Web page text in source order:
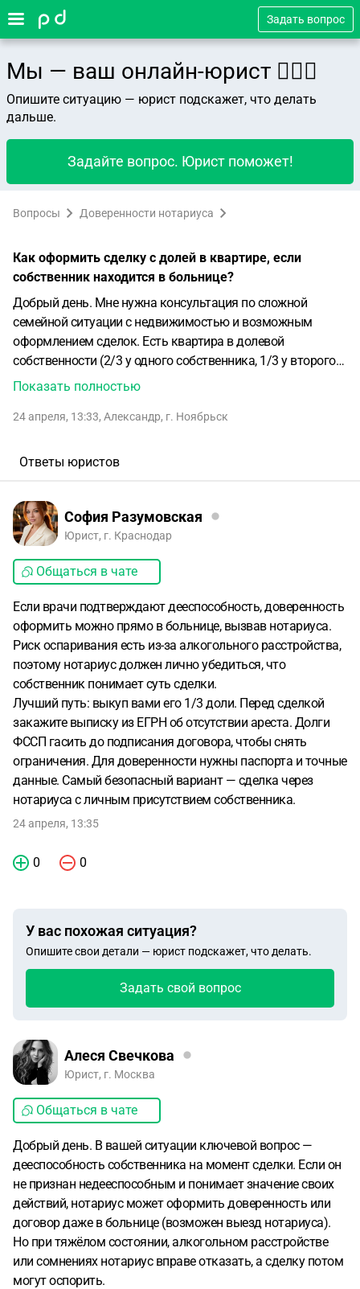
Задать вопрос
Мы — ваш онлайн-юрист 👨🏻‍⚖️
Опишите ситуацию — юрист подскажет, что делать
дальше.
Задайте вопрос. Юрист поможет!
Вопросы Доверенности нотариуса
Как оформить сделку с долей в квартире, если
собственник находится в больнице?
Добрый день. Мне нужна консультация по сложной
семейной ситуации с недвижимостью и возможным
оформлением сделок. Есть квартира в долевой
собственности (2/3 у одного собственника, 1/3 у второго).
Второй собственник сейчас находится в больнице после
расстройство, недавняя госпитализация).
второму собственнику, либо продажи квартиры целиком,
задолженностям у этого собственника и возможным
ограничениям со стороны ФССП.
— какие риски для нотариального оформления при таком
что он дееспособен, но возможно он будет "сидячем"
ходить не может сейчас) — как лучше структурировать
сделку (выкуп доли / продажа целиком, через него или
через доверенность)— какие документы нужны заранее
— в какой момент гасить его долги?
предварительная консультация, чтобы правильно
выстроить дальнейшие действия.Заранее спасибо!
Показать полностью
24 апреля, 13:33, Александр, г. Ноябрьск
Ответы юристов
София Разумовская
Юрист, г. Краснодар
Общаться в чате
Если врачи подтверждают дееспособность, доверенность
оформить можно прямо в больнице, вызвав нотариуса.
Риск оспаривания есть из-за алкогольного расстройства,
поэтому нотариус должен лично убедиться, что
собственник понимает суть сделки.
Лучший путь: выкуп вами его 1/3 доли. Перед сделкой
закажите выписку из ЕГРН об отсутствии ареста. Долги
ФССП гасить до подписания договора, чтобы снять
ограничения. Для доверенности нужны паспорта и точные
данные. Самый безопасный вариант — сделка через
нотариуса с личным присутствием собственника.
24 апреля, 13:35
0 0
У вас похожая ситуация?
Опишите свои детали — юрист подскажет, что делать.
Задать свой вопрос
Алеся Свечкова
Юрист, г. Москва
Общаться в чате
Добрый день. В вашей ситуации ключевой вопрос —
дееспособность собственника на момент сделки. Если он
не признан недееспособным и понимает значение своих
действий, нотариус может оформить доверенность или
договор даже в больнице (возможен выезд нотариуса).
Но при тяжёлом состоянии, алкогольном расстройстве
или сомнениях нотариус вправе отказать, а сделку потом
могут оспорить.